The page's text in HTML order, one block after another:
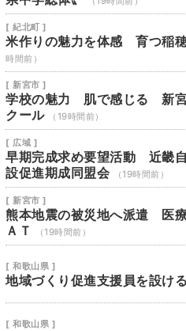
[ 紀北町 ]
米作りの魅力を体感 育つ稲
時間前）
[ 新宮市 ]
学校の魅力 肌で感じる 新宮
クール
（19時間前）
[ 広域 ]
早期完成求め要望活動 近畿
設促進期成同盟会
（19時間前）
[ 新宮市 ]
熊本地震の被災地へ派遣 医
ＡＴ
（19時間前）
[ 和歌山県 ]
地域づくり促進支援員を設ける
[ 和歌山県 ]